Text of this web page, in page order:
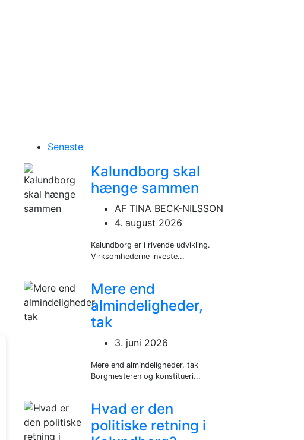
Seneste
Kalundborg skal
hænge sammen
AF TINA BECK-NILSSON
4. august 2026
Kalundborg er i rivende udvikling.
Virksomhederne investe...
Mere end
almindeligheder,
tak
3. juni 2026
Mere end almindeligheder, tak
Borgmesteren og konstitueri...
Hvad er den
politiske retning i